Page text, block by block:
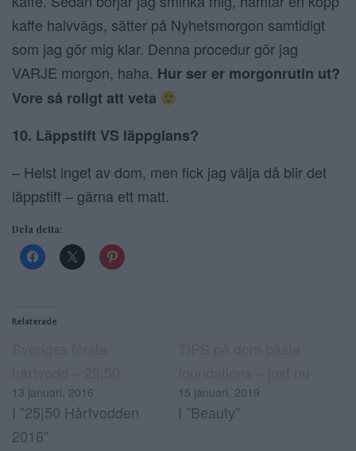
kaffe halvvägs, sätter på Nyhetsmorgon samtidigt
som jag gör mig klar. Denna procedur gör jag
VARJE morgon, haha. Hur ser er morgonrutin ut?
Vore så roligt att veta
10. Läppstift VS läppglans?
– Helst inget av dom, men fick jag välja då blir det
läppstift – gärna ett matt.
Dela detta:
Relaterade
13 januari, 2016
I ”25|50 Hårtvodden
2016”
15 januari, 2019
I ”Beauty”